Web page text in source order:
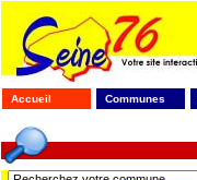
Accueil Communes